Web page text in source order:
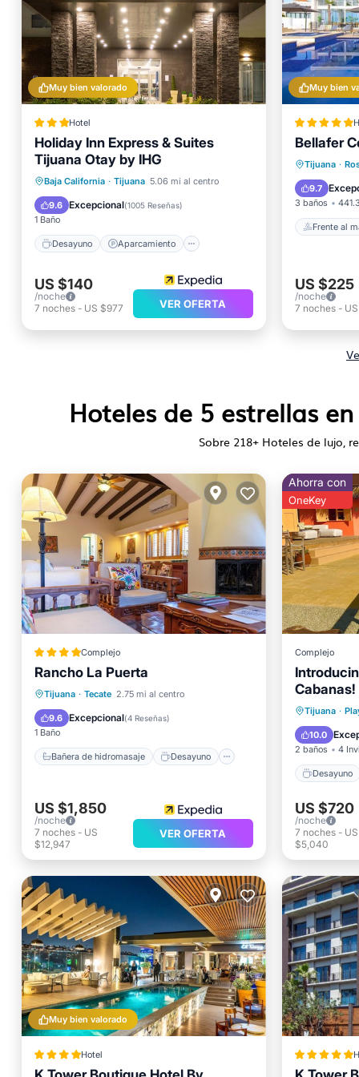
Muy bien valorado
Hotel
Holiday Inn Express & Suites
Tijuana Otay by IHG
Baja California · Tijuana 5.06 mi al centro
9.6 Excepcional(1005 Reseñas)
1 Baño
Desayuno Aparcamiento
Desayuno
Aparcamiento
Cocina
Aire acondicionado
US $140
/noche
7 noches - US $977 VER OFERTA
Muy bien
Bellafer
Tijuana ·
9.7
3 baños
Frente al
Frente
Bañera
US $225
/noche
7 noches-
Hoteles de 5 estrellas
Sobre 218+ Hoteles de lujo,
Complejo
Rancho La Puerta
Tijuana · Tecate 2.75 mi al centro
9.6 Excepcional(4 Reseñas)
1 Baño
Bañera de hidromasaje Desayuno
Bañera de hidromasaje
Desayuno
Aparcamiento
Piscina
US $1,850
/noche
7 noches - US
$12,947
VER OFERTA
Ahorra con
OneKey
Complejo
Cabanas!
to 4
Tijuana ·
10.0
2 baños 4
Desayuno
Piscina
US $720
/noche
7 noches- US
$5,040
Muy bien valorado
Hotel